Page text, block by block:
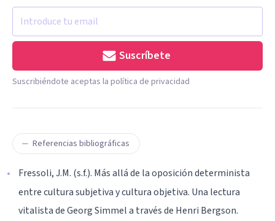
Suscríbete
Suscribiéndote aceptas la política de privacidad
Referencias bibliográficas
Fressoli, J.M. (s.f.). Más allá de la oposición determinista
entre cultura subjetiva y cultura objetiva. Una lectura
vitalista de Georg Simmel a través de Henri Bergson.